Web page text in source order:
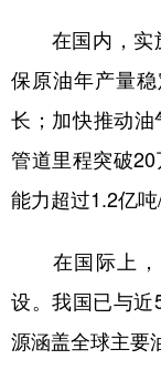
在国内，实
保原油年产量
长；加快推动
管道里程突破
能力超过1.2亿吨/
在国际上，
设。我国已与
源涵盖全球主要